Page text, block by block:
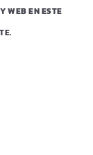
WEB EN ESTE